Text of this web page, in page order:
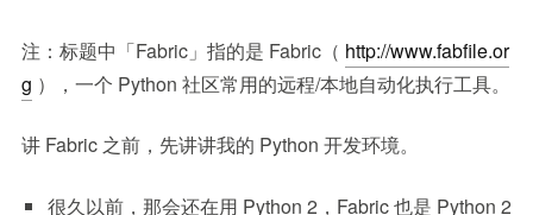
注：标题中「Fabric」指的是 Fabric（ http://www.fabfile.or
g ），一个 Python 社区常用的远程/本地自动化执行工具。
讲 Fabric 之前，先讲讲我的 Python 开发环境。
很久以前，那会还在用 Python 2，Fabric 也是 Python 2